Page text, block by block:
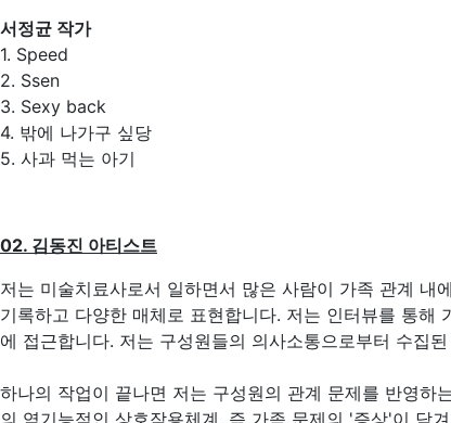
서정균 작가
1. Speed
2. Ssen
3. Sexy back
4. 밖에 나가구 싶당
5. 사과 먹는 아기
02. 김동진 아티스트
저는 미술치료사로서 일하면서 많은 사람이 가족 관계
기록하고 다양한 매체로 표현합니다. 저는 인터뷰를 통
에 접근합니다. 저는 구성원들의 의사소통으로부터 수집
하나의 작업이 끝나면 저는 구성원의 관계 문제를 반영하
의 역기능적인 상호작용체계, 즉 가족 문제의 '증상'이 담